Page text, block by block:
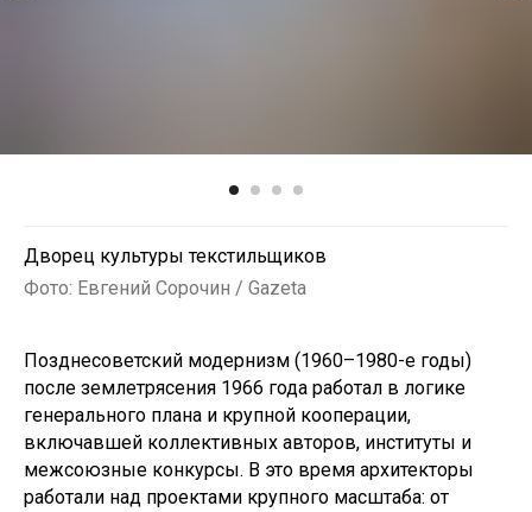
Дворец культуры текстильщиков
Фото: Евгений Сорочин / Gazeta
Позднесоветский модернизм (1960–1980-е годы)
после землетрясения 1966 года работал в логике
генерального плана и крупной кооперации,
включавшей коллективных авторов, институты и
межсоюзные конкурсы. В это время архитекторы
работали над проектами крупного масштаба: от